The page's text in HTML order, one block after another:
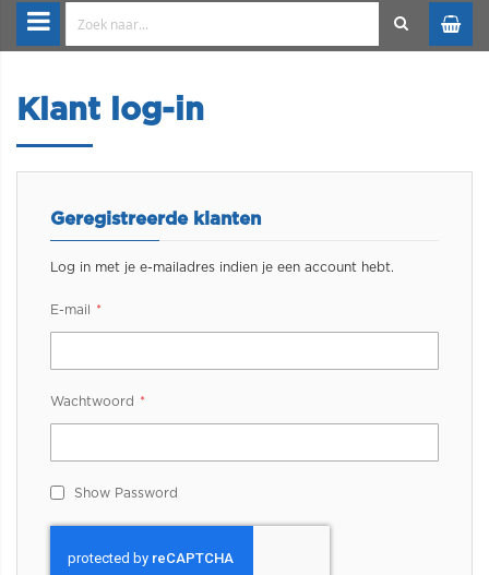
Klant log-in
Geregistreerde klanten
Log in met je e-mailadres indien je een account hebt.
E-mail
Wachtwoord
Show Password